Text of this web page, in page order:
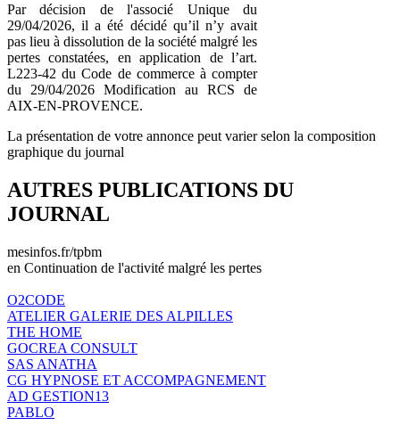
Par décision de l'associé Unique du
29/04/2026, il a été décidé qu’il n’y avait
pas lieu à dissolution de la société malgré les
pertes constatées, en application de l’art.
L223-42 du Code de commerce à compter
du 29/04/2026 Modification au RCS de
AIX-EN-PROVENCE.
La présentation de votre annonce peut varier selon la composition
graphique du journal
AUTRES PUBLICATIONS DU
JOURNAL
mesinfos.fr/tpbm
en Continuation de l'activité malgré les pertes
O2CODE
ATELIER GALERIE DES ALPILLES
THE HOME
GOCREA CONSULT
SAS ANATHA
CG HYPNOSE ET ACCOMPAGNEMENT
AD GESTION13
PABLO